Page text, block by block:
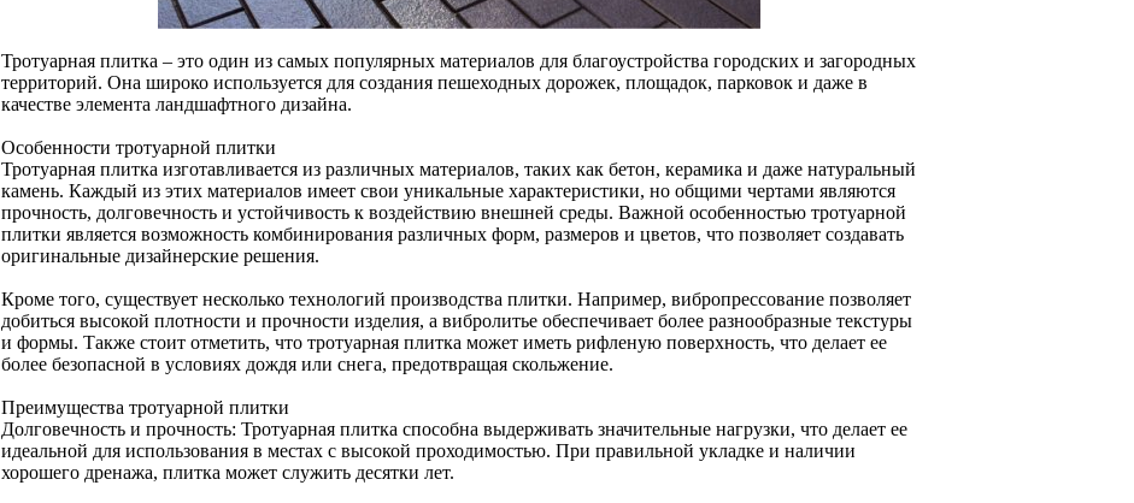
Тротуарная плитка – это один из самых популярных материалов для благоустройства городских и загородных
территорий. Она широко используется для создания пешеходных дорожек, площадок, парковок и даже в
качестве элемента ландшафтного дизайна.
Особенности тротуарной плитки
Тротуарная плитка изготавливается из различных материалов, таких как бетон, керамика и даже натуральный
камень. Каждый из этих материалов имеет свои уникальные характеристики, но общими чертами являются
прочность, долговечность и устойчивость к воздействию внешней среды. Важной особенностью тротуарной
плитки является возможность комбинирования различных форм, размеров и цветов, что позволяет создавать
оригинальные дизайнерские решения.
Кроме того, существует несколько технологий производства плитки. Например, вибропрессование позволяет
добиться высокой плотности и прочности изделия, а вибролитье обеспечивает более разнообразные текстуры
и формы. Также стоит отметить, что тротуарная плитка может иметь рифленую поверхность, что делает ее
более безопасной в условиях дождя или снега, предотвращая скольжение.
Преимущества тротуарной плитки
Долговечность и прочность: Тротуарная плитка способна выдерживать значительные нагрузки, что делает ее
идеальной для использования в местах с высокой проходимостью. При правильной укладке и наличии
хорошего дренажа, плитка может служить десятки лет.